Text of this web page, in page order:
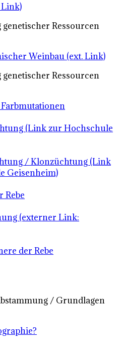
Ressourcen
Weinbau (ext. Link)
Ressourcen
(Link zur Hochschule
/ Klonzüchtung (Link
Geisenheim)
Rebe
(externer Link:
der Rebe
/ Grundlagen